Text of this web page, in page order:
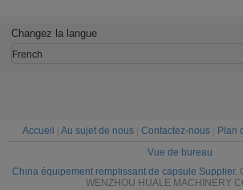
pièces de
renommée
Changez la langue
French
Accueil Au sujet de nous Contactez-nous Plan
Vue de bureau
China équipement remplissant de capsule Supplier.
WENZHOU HUALE MACHINERY